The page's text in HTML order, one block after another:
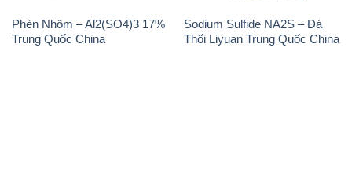
- 0932.660.696 - 0901.326.566 - 0906.387.866 -